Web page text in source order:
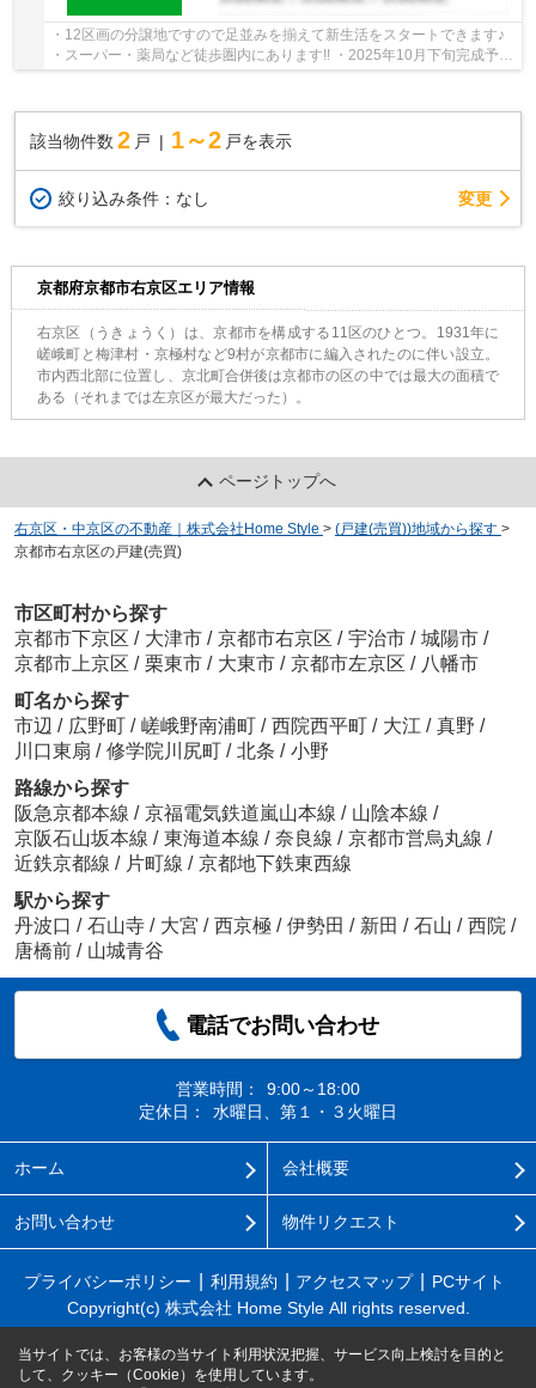
・12区画の分譲地ですので足並みを揃えて新生活をスタートできます♪
・スーパー・薬局など徒歩圏内にあります!! ・2025年10月下旬完成予定
です!! ・阪急、嵐電の2WAY!!
該当物件数 2 戸 1～2 戸を表示
絞り込み条件： なし 変更
京都府京都市右京区エリア情報
右京区（うきょうく）は、京都市を構成する11区のひとつ。1931年に
嵯峨町と梅津村・京極村など9村が京都市に編入されたのに伴い設立。
市内西北部に位置し、京北町合併後は京都市の区の中では最大の面積で
ある（それまでは左京区が最大だった）。
ページトップへ
右京区・中京区の不動産｜株式会社Home Style > (戸建(売買))地域から探す >
京都市右京区の戸建(売買)
市区町村から探す
京都市下京区 / 大津市 / 京都市右京区 / 宇治市 / 城陽市 /
京都市上京区 / 栗東市 / 大東市 / 京都市左京区 / 八幡市
町名から探す
市辺 / 広野町 / 嵯峨野南浦町 / 西院西平町 / 大江 / 真野 /
川口東扇 / 修学院川尻町 / 北条 / 小野
路線から探す
阪急京都本線 / 京福電気鉄道嵐山本線 / 山陰本線 /
京阪石山坂本線 / 東海道本線 / 奈良線 / 京都市営烏丸線 /
近鉄京都線 / 片町線 / 京都地下鉄東西線
駅から探す
丹波口 / 石山寺 / 大宮 / 西京極 / 伊勢田 / 新田 / 石山 / 西院 /
唐橋前 / 山城青谷
電話でお問い合わせ
営業時間：
9:00～18:00
定休日：
水曜日、第１・３火曜日
ホーム 会社概要
お問い合わせ 物件リクエスト
プライバシーポリシー 利用規約 アクセスマップ
PCサイト
Copyright(c) 株式会社 Home Style All rights reserved.
当サイトでは、お客様の当サイト利用状況把握、サービス向上検討を目的と
して、クッキー（Cookie）を使用しています。